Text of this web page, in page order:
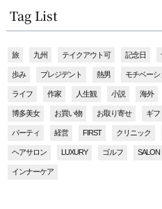
Tag List
旅 九州 テイクアウト可 記念日
歩み プレジデント 熱男 モチベーシ
ライフ 作家 人生観 小説 海外
博多美女 お買い物 お取り寄せ ギフ
パーティ 経営 FIRST クリニック
ヘアサロン LUXURY ゴルフ SALON
インナーケア